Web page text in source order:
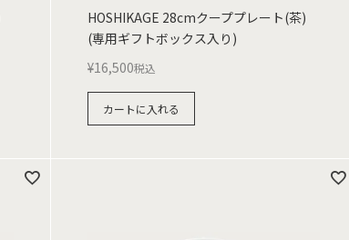
HOSHIKAGE 28cmクーププレート(茶)
(専用ギフトボックス入り)
¥16,500税込
カートに入れる